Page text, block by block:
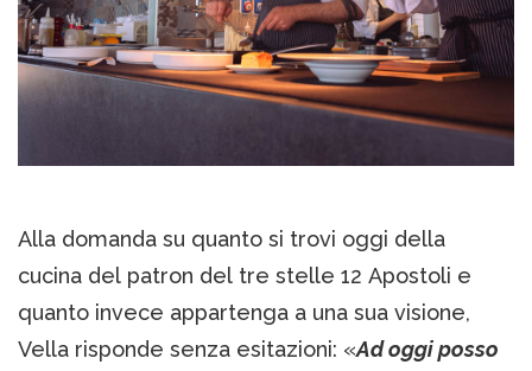
Alla domanda su quanto si trovi oggi della
cucina del patron del tre stelle 12 Apostoli e
quanto invece appartenga a una sua visione,
Vella risponde senza esitazioni: «Ad oggi posso